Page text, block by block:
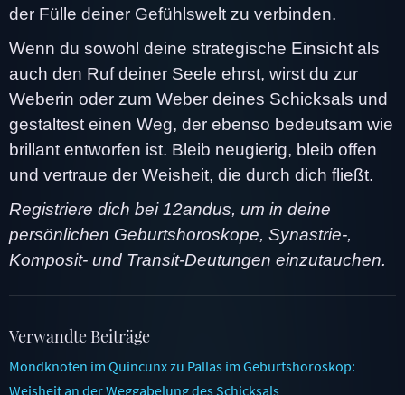
der Fülle deiner Gefühlswelt zu verbinden.
Wenn du sowohl deine strategische Einsicht als
auch den Ruf deiner Seele ehrst, wirst du zur
Weberin oder zum Weber deines Schicksals und
gestaltest einen Weg, der ebenso bedeutsam wie
brillant entworfen ist. Bleib neugierig, bleib offen
und vertraue der Weisheit, die durch dich fließt.
Registriere dich bei 12andus, um in deine
persönlichen Geburtshoroskope, Synastrie-,
Komposit- und Transit-Deutungen einzutauchen.
Verwandte Beiträge
Mondknoten im Quincunx zu Pallas im Geburtshoroskop:
Weisheit an der Weggabelung des Schicksals